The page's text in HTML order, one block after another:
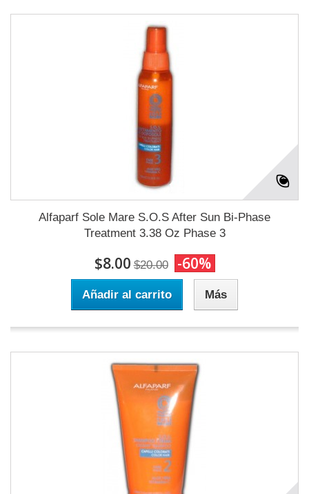
Alfaparf Sole Mare S.O.S After Sun Bi-Phase
Treatment 3.38 Oz Phase 3
$8.00 $20.00 -60%
Añadir al carrito Más